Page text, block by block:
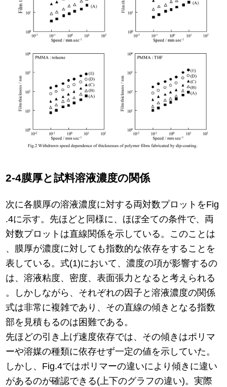
2-4膜厚と試料溶液濃度の関係
次に各膜厚の溶液濃度に対する両対数プロットをFig
.4に示す。先ほどと同様に、ほぼ全ての条件で、両
対数プロットは直線関係を示している。このことは
、膜厚が濃度に対しても指数的な依存をすることを
表している。式(1)において、濃度の項が影響するの
は、溶液粘度、密度、表面張力となると考えられる
。しかしながら、それぞれの因子と溶液濃度の関係
式は非常に複雑であり、その直線の傾きとなる指数
部を見積もるのは困難である。
先ほどの引き上げ速度依存では、その傾きはポリマ
ーや溶媒の種類に依存せず一定の値を示していた。
しかし、Fig.4ではポリマーの違いにより傾きに違い
があるのが確認できる(上下のグラフの違い)。実際